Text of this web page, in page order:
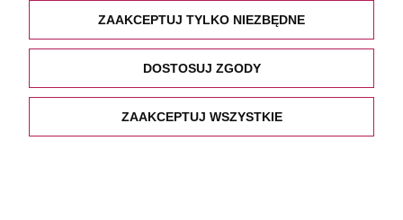
O nas
ZAAKCEPTUJ TYLKO NIEZBĘDNE
DOSTOSUJ ZGODY
ZAAKCEPTUJ WSZYSTKIE